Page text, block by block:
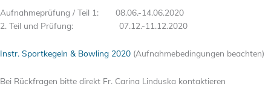
Aufnahmeprüfung / Teil 1: 08.06.-14.06.2020
2. Teil und Prüfung: 07.12.-11.12.2020
Instr. Sportkegeln & Bowling 2020 (Aufnahmebedingungen beachten)
Bei Rückfragen bitte direkt Fr. Carina Linduska kontaktieren